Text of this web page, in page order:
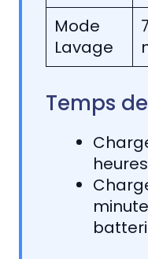
Mode
Lavage
Temps
heures